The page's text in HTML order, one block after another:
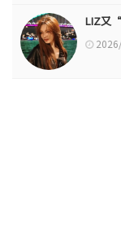
LIZ又